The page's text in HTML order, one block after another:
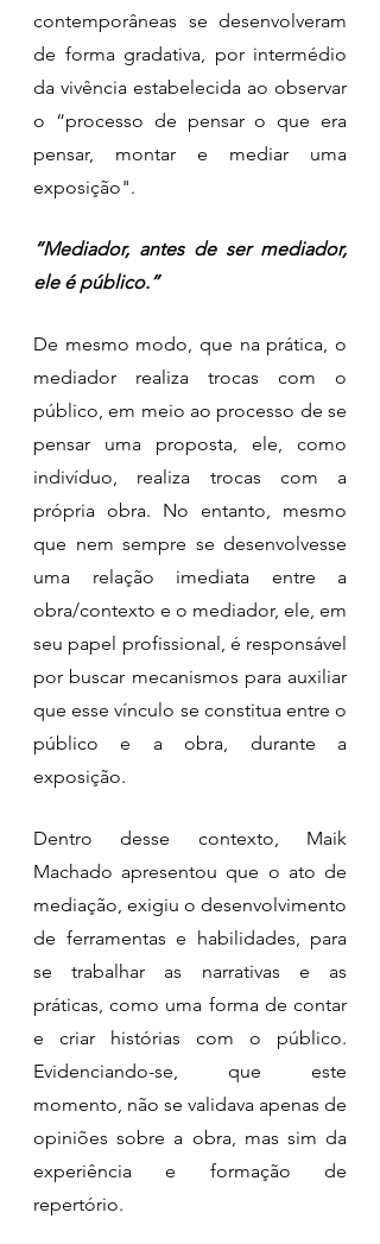
contemporâneas se desenvolveram
de forma gradativa, por intermédio
da vivência estabelecida ao observar
o “processo de pensar o que era
pensar, montar e mediar uma
exposição".
“Mediador, antes de ser mediador,
ele é público.”
De mesmo modo, que na prática, o
mediador realiza trocas com o
público, em meio ao processo de se
pensar uma proposta, ele, como
indivíduo, realiza trocas com a
própria obra. No entanto, mesmo
que nem sempre se desenvolvesse
uma relação imediata entre a
obra/contexto e o mediador, ele, em
seu papel profissional, é responsável
por buscar mecanismos para auxiliar
que esse vínculo se constitua entre o
público e a obra, durante a
exposição.
Dentro desse contexto, Maik
Machado apresentou que o ato de
mediação, exigiu o desenvolvimento
de ferramentas e habilidades, para
se trabalhar as narrativas e as
práticas, como uma forma de contar
e criar histórias com o público.
Evidenciando-se, que este
momento, não se validava apenas de
opiniões sobre a obra, mas sim da
experiência e formação de
repertório.